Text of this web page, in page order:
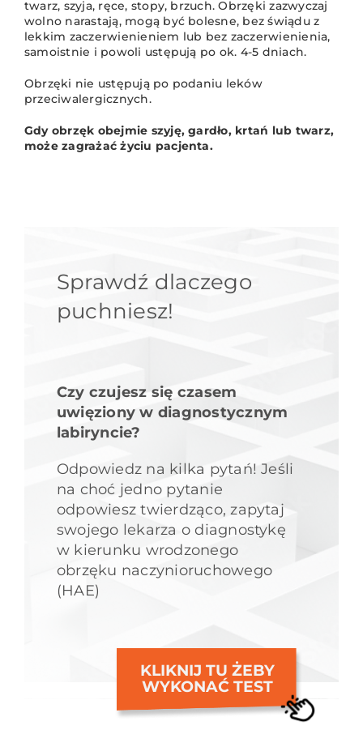
twarz, szyja, ręce, stopy, brzuch. Obrzęki zazwyczaj
wolno narastają, mogą być bolesne, bez świądu z
lekkim zaczerwienieniem lub bez zaczerwienienia,
samoistnie i powoli ustępują po ok. 4-5 dniach.
Obrzęki nie ustępują po podaniu leków
przeciwalergicznych.
Gdy obrzęk obejmie szyję, gardło, krtań lub twarz,
może zagrażać życiu pacjenta.
Sprawdź dlaczego
puchniesz!
Czy czujesz się czasem
uwięziony w diagnostycznym
labiryncie?
Odpowiedz na kilka pytań! Jeśli
na choć jedno pytanie
odpowiesz twierdząco, zapytaj
swojego lekarza o diagnostykę
w kierunku wrodzonego
obrzęku naczynioruchowego
(HAE)
KLIKNIJ TU ŻEBY
WYKONAĆ TEST